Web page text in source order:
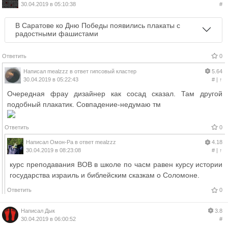
30.04.2019 в 05:10:38
#
В Саратове ко Дню Победы появились плакаты с
радостными фашистами
Ответить 0
Написал mealzzz в ответ гипсовый кластер
30.04.2019 в 05:22:43
5.64
#| ↑
Очередная фрау дизайнер как сосад сказал. Там другой
подобный плакатик. Совпадение-недумаю тм
Ответить 0
Написал Омон-Ра в ответ mealzzz
30.04.2019 в 08:23:08
4.18
#| ↑
курс преподавания ВОВ в школе по часм равен курсу истории
государства израиль и библейским сказкам о Соломоне.
Ответить 0
Написал Дык
30.04.2019 в 06:00:52
3.8
#